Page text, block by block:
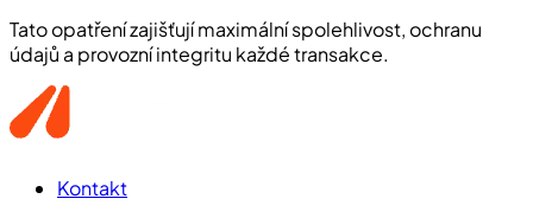
Tato opatření zajišťují maximální spolehlivost, ochranu
údajů a provozní integritu každé transakce.
Kontakt